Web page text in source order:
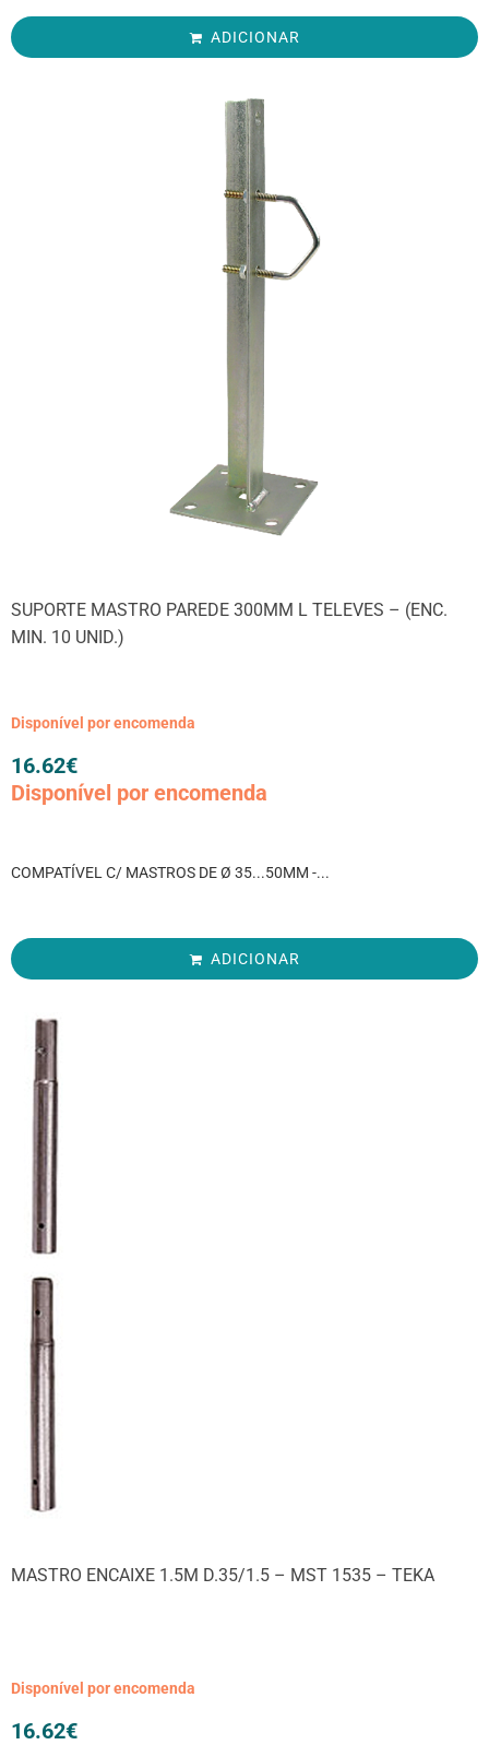
ADICIONAR
SUPORTE MASTRO PAREDE 300MM L TELEVES – (ENC.
MIN. 10 UNID.)
Disponível por encomenda
16.62€
Disponível por encomenda
COMPATÍVEL C/ MASTROS DE Ø 35...50MM -...
ADICIONAR
MASTRO ENCAIXE 1.5M D.35/1.5 – MST 1535 – TEKA
Disponível por encomenda
16.62€